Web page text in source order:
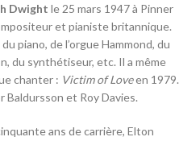
Dwight le 25 mars 1947à Pinner
et pianiste britannique.
piano, de l’orgue Hammond, du
du synthétiseur, etc. Il a même
chanter : Victim of Loveen 1979.
Baldursson et Roy Davies.
ans de carrière, Elton